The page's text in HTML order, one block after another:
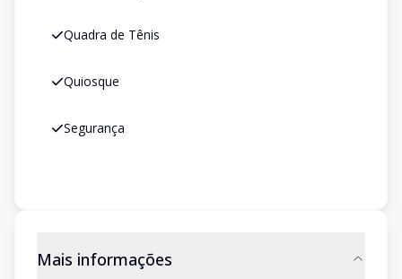
Quadra de Tênis
Quiosque
Segurança
Mais informações